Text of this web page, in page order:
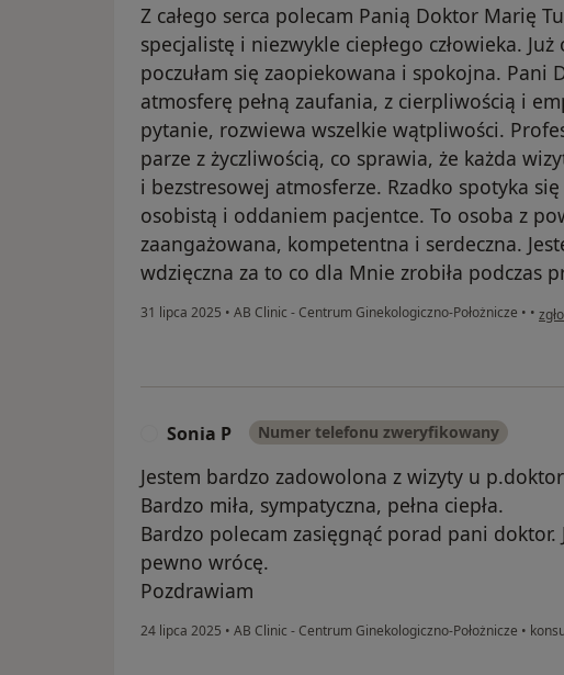
Z całego serca polecam Panią Doktor Marię
specjalistę i niezwykle ciepłego człowieka.
poczułam się zaopiekowana i spokojna. Pani
atmosferę pełną zaufania, z cierpliwością i
pytanie, rozwiewa wszelkie wątpliwości.
parze z życzliwością, co sprawia, że każda
i bezstresowej atmosferze. Rzadko spotyka
osobistą i oddaniem pacjentce. To osoba z
zaangażowana, kompetentna i serdeczna.
wdzięczna za to co dla Mnie zrobiła podczas
31 lipca 2025 • AB Clinic - Centrum Ginekologiczno-Położnicze • • w
Sonia P Numer telefonu zweryfikowany
Jestem bardzo zadowolona z wizyty u
Bardzo miła, sympatyczna, pełna ciepła.
Bardzo polecam zasięgnąć porad pani doktor.
pewno wrócę.
Pozdrawiam
24 lipca 2025 • AB Clinic - Centrum Ginekologiczno-Położnicze •